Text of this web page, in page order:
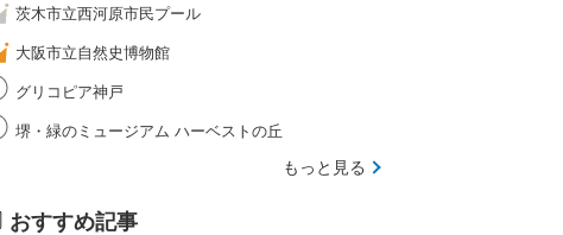
茨木市立西河原市民プール
大阪市立自然史博物館
グリコピア神戸
堺・緑のミュージアム ハーベストの丘
もっと見る
おすすめ記事